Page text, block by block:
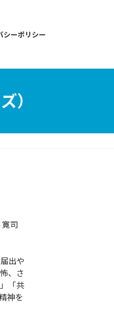
シーポリシー
）
司
出や
、さ
「共
神を